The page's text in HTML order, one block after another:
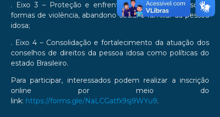
. Eixo 3 – Proteção e enfrentamento contra quaisquer
formas de violência, abandono social e familiar da pessoa
idosa;
. Eixo 4 – Consolidação e fortalecimento da atuação dos
conselhos de direitos da pessoa idosa como políticas do
estado Brasileiro.
Para participar, interessados podem realizar a inscrição
online por meio do
link: https://forms.gle/NaLCGatfx9sj9WYu9.